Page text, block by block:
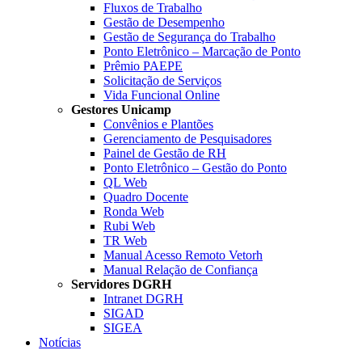
Fluxos de Trabalho
Gestão de Desempenho
Gestão de Segurança do Trabalho
Ponto Eletrônico – Marcação de Ponto
Prêmio PAEPE
Solicitação de Serviços
Vida Funcional Online
Gestores Unicamp
Convênios e Plantões
Gerenciamento de Pesquisadores
Painel de Gestão de RH
Ponto Eletrônico – Gestão do Ponto
QL Web
Quadro Docente
Ronda Web
Rubi Web
TR Web
Manual Acesso Remoto Vetorh
Manual Relação de Confiança
Servidores DGRH
Intranet DGRH
SIGAD
SIGEA
Notícias